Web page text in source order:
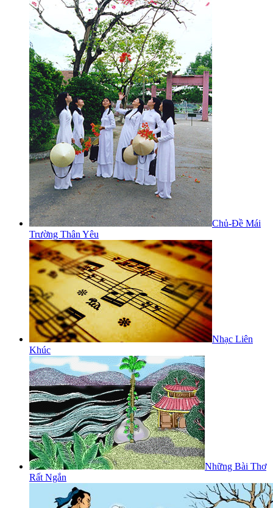
Chủ-Đề Mái
Trường Thân Yêu
Nhạc Liên
Khúc
Những Bài Thơ
Rất Ngắn